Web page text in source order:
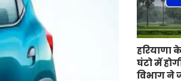
हरियाणा
घंटो में
विभाग ने